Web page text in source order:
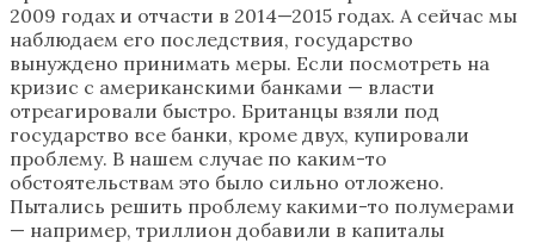
2009 годах и отчасти в 2014—2015 годах. А сейчас мы
наблюдаем его последствия, государство
вынуждено принимать меры. Если посмотреть на
кризис с американскими банками — власти
отреагировали быстро. Британцы взяли под
государство все банки, кроме двух, купировали
проблему. В нашем случае по каким-то
обстоятельствам это было сильно отложено.
Пытались решить проблему какими-то полумерами
— например, триллион добавили в капиталы